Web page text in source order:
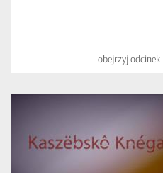
obejrzyj odcinek